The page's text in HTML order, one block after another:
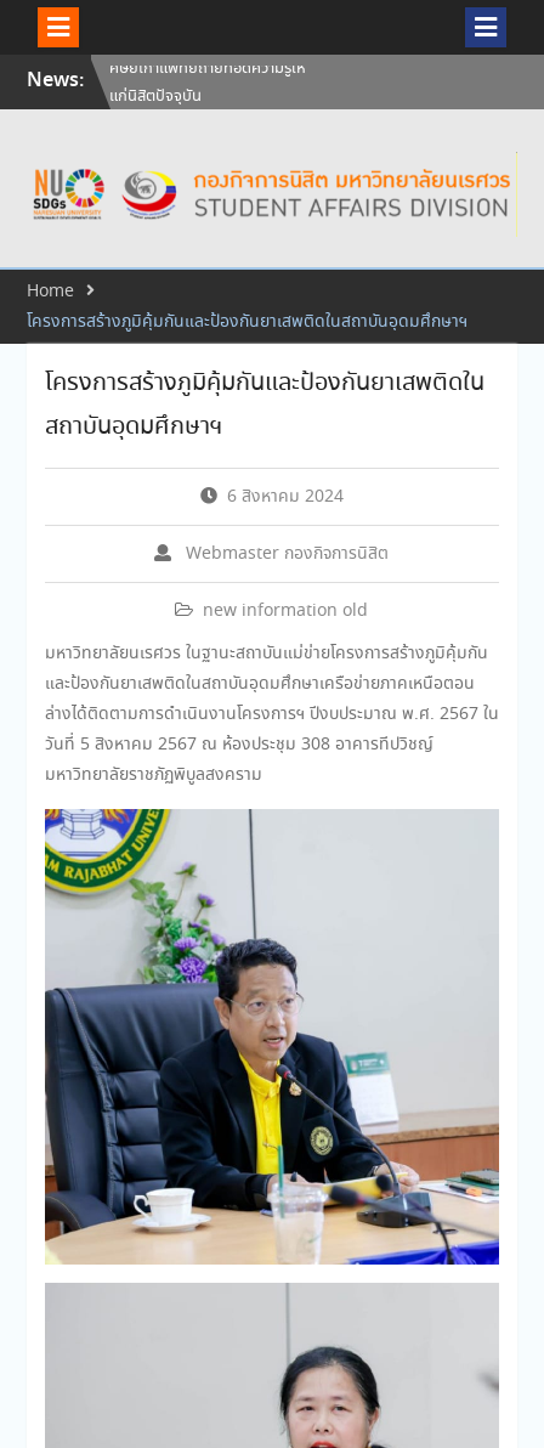
SkipNews:
วันคล้ายวันสถาปนามหาวิทยาลัย
นเรศวร ครบรอบ 36 ปี 29
สัมภาษณ์นิสิตเพื่อพิจารณาเข้ารับ
ทุนการศึกษามหาวิทยาลัยนเรศวร
ประจำปีการศึกษา 256
แก่นิสิตปัจจุบัน
Home
โครงการสร้างภูมิคุ้มกันและป้องกันยาเสพติดในสถาบันอุดมศึกษาฯ
โครงการสร้างภูมิคุ้มกันและป้องกันยาเสพติดใน
สถาบันอุดมศึกษาฯ
6 สิงหาคม 2024
Webmaster กองกิจการนิสิต
new information old
มหาวิทยาลัยนเรศวร ในฐานะสถาบันแม่ข่ายโครงการสร้างภูมิคุ้มกัน
และป้องกันยาเสพติดในสถาบันอุดมศึกษาเครือข่ายภาคเหนือตอน
ล่างได้ติดตามการดำเนินงานโครงการฯ ปีงบประมาณ พ.ศ. 2567 ใน
วันที่ 5 สิงหาคม 2567 ณ ห้องประชุม 308 อาคารทีปวิชญ์
มหาวิทยาลัยราชภัฏพิบูลสงคราม